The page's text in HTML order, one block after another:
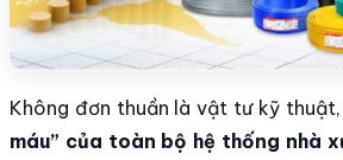
Không đơn thuần là vật tư kỹ thuật,
máu” của toàn bộ hệ thống nhà